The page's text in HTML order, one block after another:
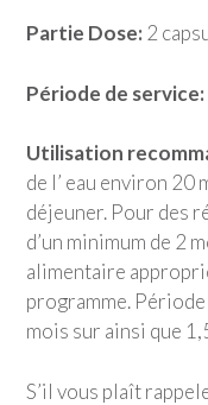
Partie Dose: 2
Période de service:
Utilisation
de l’ eau environ 20
déjeuner. Pour des
d’un minimum de 2
alimentaire
programme.
mois sur ainsi que
S’il vous plaît